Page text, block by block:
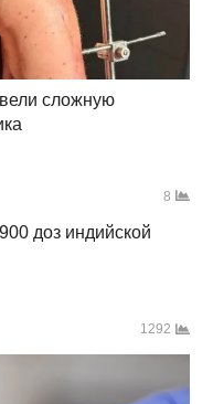
сложную
8
доз индийской
1292